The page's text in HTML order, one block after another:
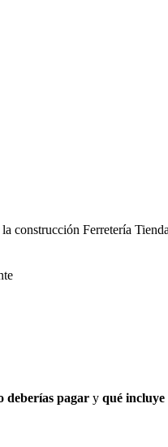
construcción Ferretería
deberías pagar y qué incluye